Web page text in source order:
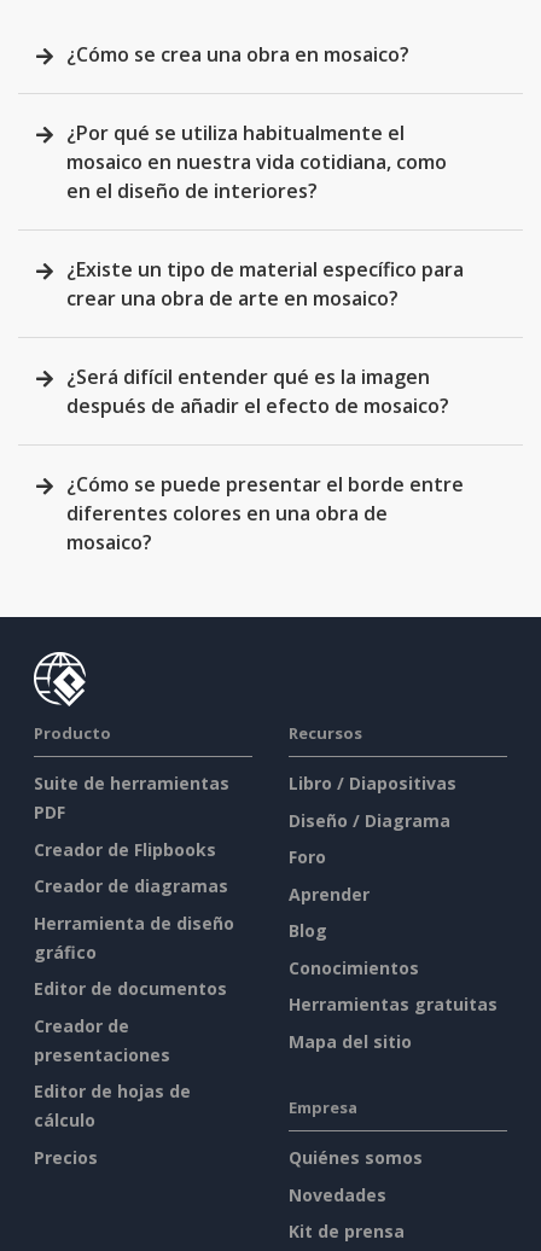
¿Cómo se crea una obra en mosaico?
¿Por qué se utiliza habitualmente el
mosaico en nuestra vida cotidiana, como
en el diseño de interiores?
¿Existe un tipo de material específico para
crear una obra de arte en mosaico?
¿Será difícil entender qué es la imagen
después de añadir el efecto de mosaico?
¿Cómo se puede presentar el borde entre
diferentes colores en una obra de
mosaico?
Producto
Suite de herramientas
PDF
Creador de Flipbooks
Creador de diagramas
Herramienta de diseño
gráfico
Editor de documentos
Creador de
presentaciones
Editor de hojas de
cálculo
Precios
Recursos
Libro / Diapositivas
Diseño / Diagrama
Foro
Aprender
Blog
Conocimientos
Herramientas gratuitas
Mapa del sitio
Empresa
Quiénes somos
Novedades
Kit de prensa